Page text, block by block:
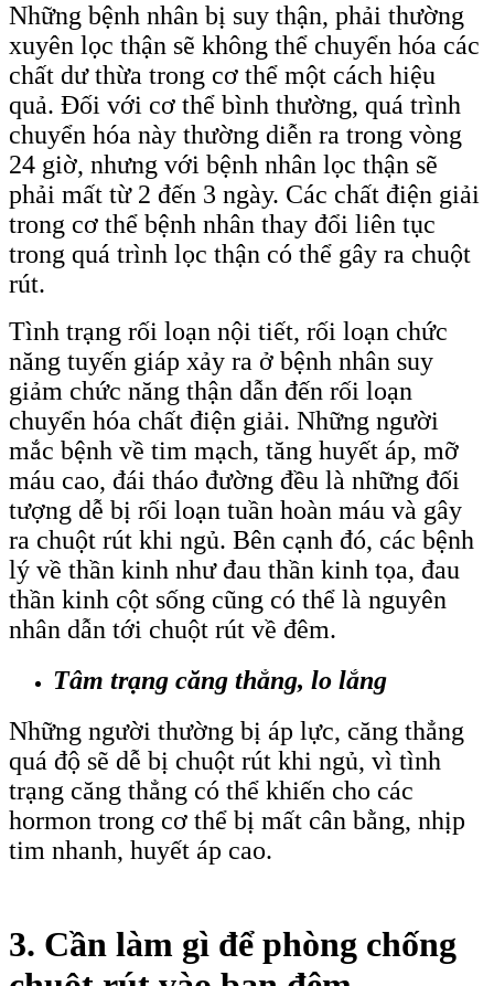
Những bệnh nhân bị suy thận, phải thường
xuyên lọc thận sẽ không thể chuyển hóa các
chất dư thừa trong cơ thể một cách hiệu
quả. Đối với cơ thể bình thường, quá trình
chuyển hóa này thường diễn ra trong vòng
24 giờ, nhưng với bệnh nhân lọc thận sẽ
phải mất từ 2 đến 3 ngày. Các chất điện giải
trong cơ thể bệnh nhân thay đổi liên tục
trong quá trình lọc thận có thể gây ra chuột
rút.
Tình trạng rối loạn nội tiết, rối loạn chức
năng tuyến giáp xảy ra ở bệnh nhân suy
giảm chức năng thận dẫn đến rối loạn
chuyển hóa chất điện giải. Những người
mắc bệnh về tim mạch, tăng huyết áp, mỡ
máu cao, đái tháo đường đều là những đối
tượng dễ bị rối loạn tuần hoàn máu và gây
ra chuột rút khi ngủ. Bên cạnh đó, các bệnh
lý về thần kinh như đau thần kinh tọa, đau
thần kinh cột sống cũng có thể là nguyên
nhân dẫn tới chuột rút về đêm.
Tâm trạng căng thẳng, lo lắng
Những người thường bị áp lực, căng thẳng
quá độ sẽ dễ bị chuột rút khi ngủ, vì tình
trạng căng thẳng có thể khiến cho các
hormon trong cơ thể bị mất cân bằng, nhịp
tim nhanh, huyết áp cao.
3. Cần làm gì để phòng chống